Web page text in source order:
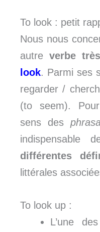
To look : petit
Nous nous
autre verbe
look. Parmi ses
regarder /
(to seem).
sens des
indispensable
différentes
littérales
To look up :
L’une